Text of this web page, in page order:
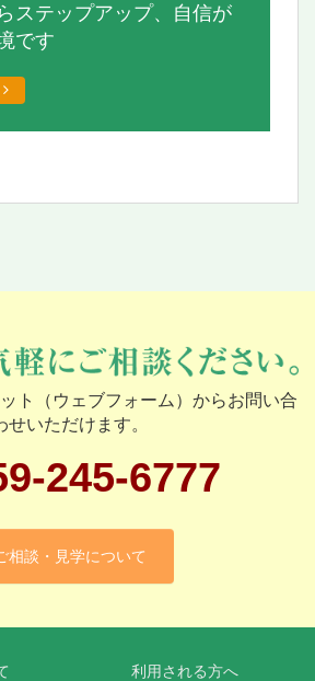
ステップアップ、自信が
です
ト（ウェブフォーム）からお問い合
せいただけます。
245-6777
相談・見学について
利用される方へ